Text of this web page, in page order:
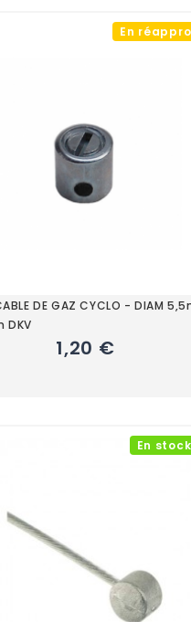
En
DE GAZ CYCLO - DIAM
DKV
1,20 €
En